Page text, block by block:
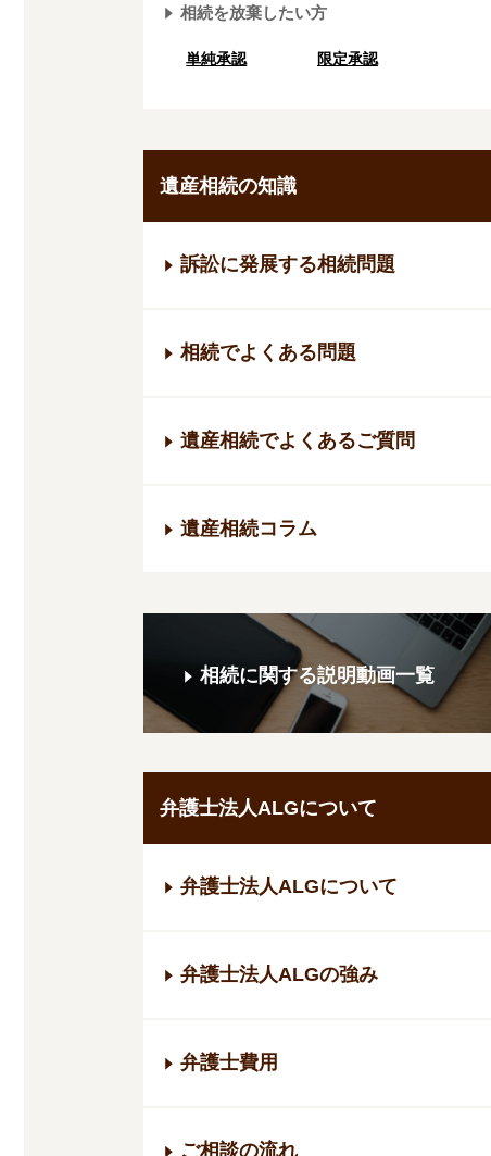
相続を放棄したい方
単純承認 限定承認
遺産相続の知識
訴訟に発展する相続問題
相続でよくある問題
遺産相続でよくあるご質問
遺産相続コラム
相続に関する説明動画一覧
弁護士法人ALGについて
弁護士法人ALGについて
弁護士法人ALGの強み
弁護士費用
ご相談の流れ